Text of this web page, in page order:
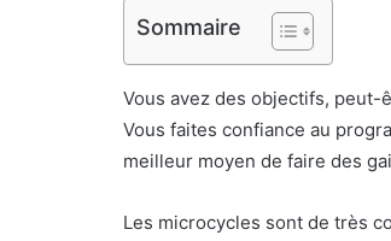
Sommaire
Vous avez des objectifs, peut-
Vous faites confiance au
meilleur moyen de faire des
Les microcycles sont de très